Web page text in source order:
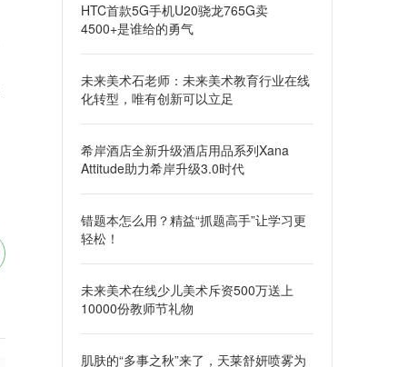
HTC首款5G手机U20骁龙765G卖
4500+是谁给的勇气
未来美术石老师：未来美术教育行业在线
化转型，唯有创新可以立足
希岸酒店全新升级酒店用品系列Xana
Attitude助力希岸升级3.0时代
错题本怎么用？精益“抓题高手”让学习更
轻松！
未来美术在线少儿美术斥资500万送上
10000份教师节礼物
肌肤的“多事之秋”来了，天莱舒妍喷雾为